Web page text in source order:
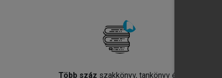
Több száz szakkönyv, tankönyv és